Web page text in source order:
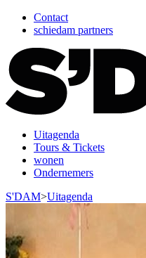
Contact
schiedam partners
Uitagenda
Tours & Tickets
wonen
Ondernemers
S'DAM>Uitagenda